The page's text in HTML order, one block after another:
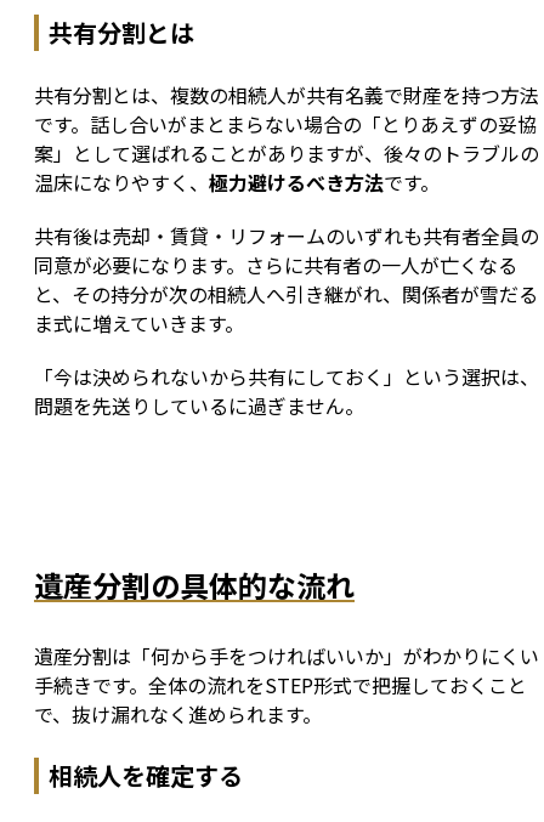
共有分割とは
共有分割とは、複数の相続人が共有名義で財産を持つ方法
です。話し合いがまとまらない場合の「とりあえずの妥協
案」として選ばれることがありますが、後々のトラブルの
温床になりやすく、 極力避けるべき方法です。
共有後は売却・賃貸・リフォームのいずれも共有者全員の
同意が必要になります。さらに共有者の一人が亡くなる
と、その持分が次の相続人へ引き継がれ、関係者が雪だる
ま式に増えていきます。
「今は決められないから共有にしておく」という選択は、
問題を先送りしているに過ぎません。
遺産分割の具体的な流れ
遺産分割は「何から手をつければいいか」がわかりにくい
手続きです。全体の流れをSTEP形式で把握しておくこと
で、抜け漏れなく進められます。
相続人を確定する